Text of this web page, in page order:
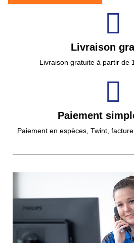
Livraison
Livraison gratuite à partir de
Paiement
Paiement en espèces, Twint,